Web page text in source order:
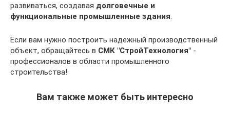
развиваться, создавая долговечные и
функциональные промышленные здания.
Если вам нужно построить надежный производственный
объект, обращайтесь в СМК "СтройТехнология" -
профессионалов в области промышленного
строительства!
Вам также может быть интересно